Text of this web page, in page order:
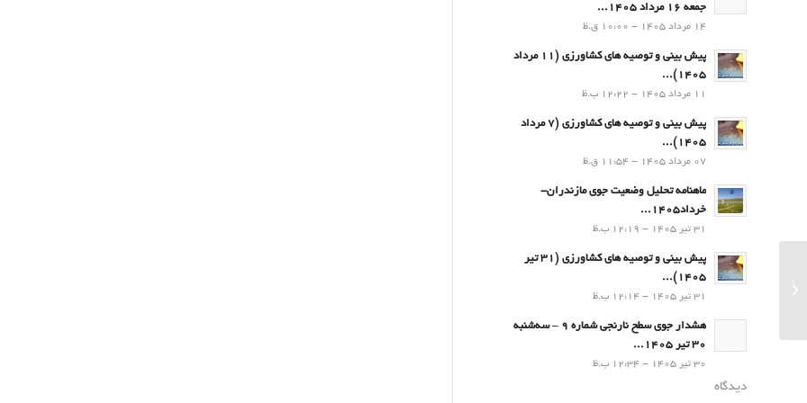
جمعه 16 مرداد 1405...
14 مرداد 1405 - 10:00 ق.ظ
پیش بینی و توصیه های کشاورزی (11 مرداد
۱۴۰۵)...
11 مرداد 1405 - 12:22 ب.ظ
پیش بینی و توصیه های کشاورزی (7 مرداد
۱۴۰۵)...
07 مرداد 1405 - 11:54 ق.ظ
ماهنامه تحلیل وضعیت جوی مازندران-
خرداد1405...
31 تیر 1405 - 12:19 ب.ظ
پیش بینی و توصیه های کشاورزی (31 تیر
۱۴۰۵)...
31 تیر 1405 - 12:14 ب.ظ
هشدار جوی سطح نارنجی شماره 9 – سه‌شنبه
30 تیر 1405...
30 تیر 1405 - 12:34 ب.ظ
دیدگاه